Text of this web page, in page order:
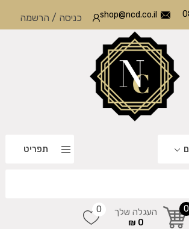
shop@ncd.co.il כניסה / הרשמה
תפריט
0 העגלה שלך
0 ₪
0